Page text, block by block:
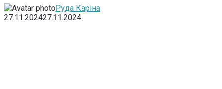
Руда Каріна
27.11.202427.11.2024